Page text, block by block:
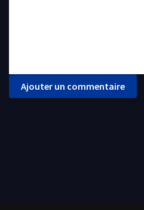
Ajouter un commentaire